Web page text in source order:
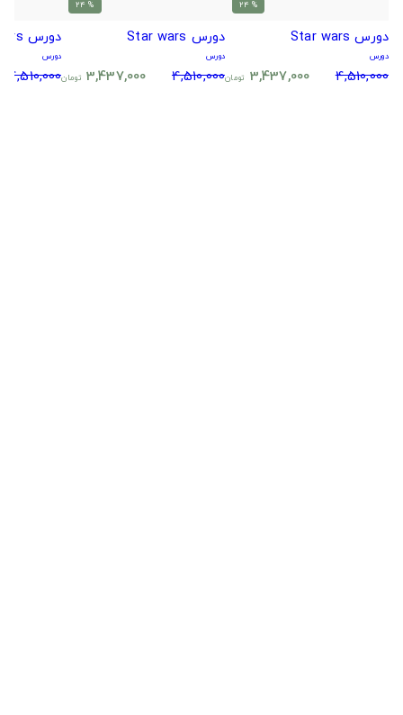
% 24
دورس Star wars
دورس
4,510,000
3,437,000 تومان
% 24
دورس Star wars
دورس
4,510,000
3,437,000 تومان
دورس Star wars
دورس
4,510,000